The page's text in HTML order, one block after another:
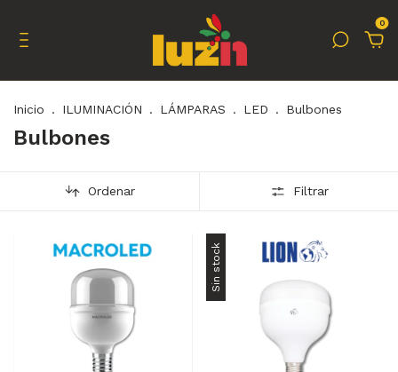
0
Inicio . ILUMINACIÓN . LÁMPARAS . LED . Bulbones
Bulbones
Ordenar Filtrar
Sin stock